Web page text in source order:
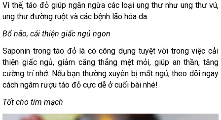
Vì thế, táo đỏ giúp ngăn ngừa các loại ung thư như ung thư vú,
ung thư đường ruột và các bệnh lão hóa da.
Bổ não, cải thiện giấc ngủ ngon
Saponin trong táo đỏ là có công dụng tuyệt vời trong việc cải
thiện giấc ngủ, giảm căng thẳng mệt mỏi, giúp an thần, tăng
cường trí nhớ. Nếu bạn thường xuyên bị mất ngủ, theo dõi ngay
cách ngâm rượu táo đỏ cực dễ ở cuối bài nhé!
Tốt cho tim mạch